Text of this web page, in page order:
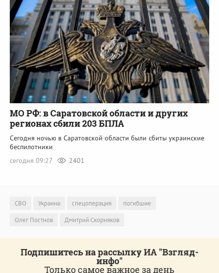
МО РФ: в Саратовской области и других
регионах сбили 203 БПЛА
Сегодня ночью в Саратовской области были сбиты украинские
беспилотники
сегодня 09:27
2401
СВО Украина спецоперация
погибшие
Олег Постнов
Дмитрий Скорняков
Подпишитесь на рассылку ИА "Взгляд-
инфо"
Только самое важное за день